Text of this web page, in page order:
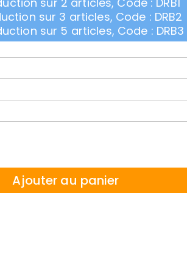
sur 3 articles, Code : DRB2
sur 5 articles, Code : DRB3
Ajouter au panier